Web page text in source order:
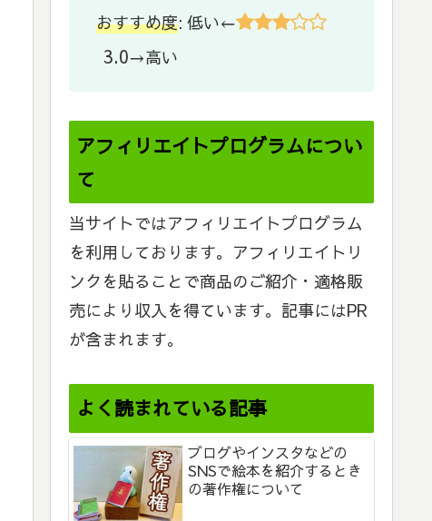
おすすめ度: 低い←
3.0→高い
アフィリエイトプログラムについ
て
当サイトではアフィリエイトプログラム
を利用しております。アフィリエイトリ
ンクを貼ることで商品のご紹介・適格販
売により収入を得ています。記事にはPR
が含まれます。
よく読まれている記事
ブログやインスタなどの
SNSで絵本を紹介するとき
の著作権について